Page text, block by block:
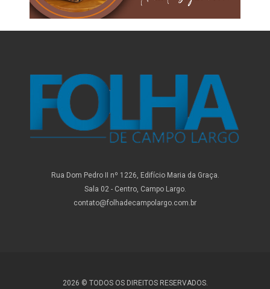
Rua Dom Pedro II nº 1226, Edifício Maria da Graça.
Sala 02 - Centro, Campo Largo.
contato@folhadecampolargo.com.br
2026 © TODOS OS DIREITOS RESERVADOS.